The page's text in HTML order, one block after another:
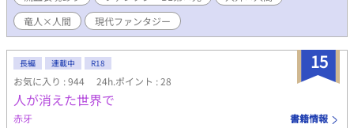
竜人×人間
現代ファンタジー
15
長編 連載中 R18
お気に入り : 944 24h.ポイント : 28
人が消えた世界で
赤牙 書籍情報